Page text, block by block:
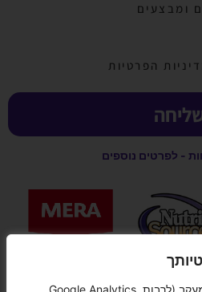
אנו משתמשים בעוגיות וכלי מעקב (לרבות Google Analytics,
ומבצעים
הפרטיות
- לפרטים נוספים